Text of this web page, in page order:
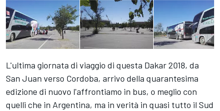
L'ultima giornata di viaggio di questa Dakar 2018, da
San Juan verso Cordoba, arrivo della quarantesima
edizione di nuovo l'affrontiamo in bus, o meglio con
quelli che in Argentina, ma in verità in quasi tutto il Sud